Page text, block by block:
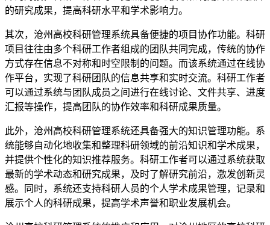
的研究成果，提高科研水平和学术影响力。
其次，沧州高校科研管理系统具备便捷的项目协作功能。科研
项目往往由多个科研工作者组成的团队共同完成，传统的协作
方式存在信息不对称和时空限制的问题。而该系统通过在线协
作平台，实现了科研团队的信息共享和实时交流。科研工作者
可以通过系统与团队成员之间进行在线讨论、文件共享、进度
汇报等操作，提高团队的协作效率和科研成果质量。
此外，沧州高校科研管理系统还具备强大的知识管理功能。系
统能够自动化地收集和整理科研领域的前沿知识和学术成果，
并提供个性化的知识推荐服务。科研工作者可以通过系统获取
最新的学术动态和研究成果，及时了解研究前沿，激发创新灵
感。同时，系统还支持科研人员的个人学术成果管理，记录和
展示个人的科研成果，提高学术声誉和职业发展机会。